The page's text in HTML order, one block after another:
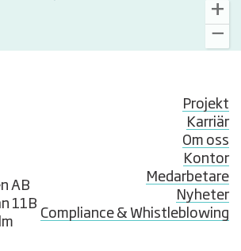
AB
11B
Projekt
Karriär
Om oss
Kontor
Medarbetare
Nyheter
Compliance & Whistleblowing